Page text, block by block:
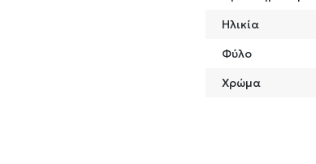
Ηλικία
Φύλο
Χρώμα